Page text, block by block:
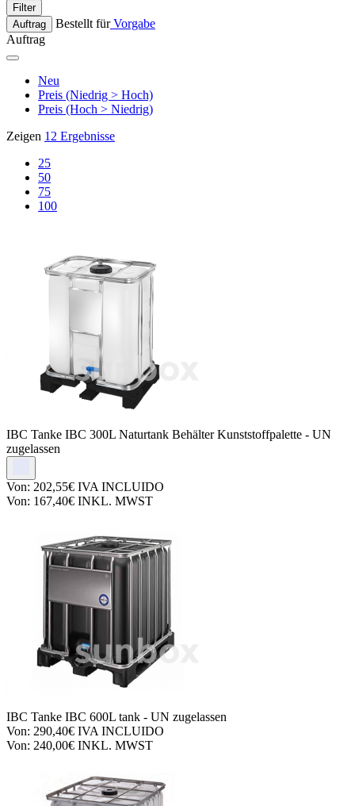
Filter
Auftrag
Bestellt fürVorgabe
Auftrag
Neu
Preis (Niedrig > Hoch)
Preis (Hoch > Niedrig)
Zeigen 12 Ergebnisse
25
50
75
100
IBC Tanke IBC 300L Naturtank Behälter Kunststoffpalette - UN
zugelassen
Von: 202,55€ IVA INCLUIDO
Von: 167,40€ INKL. MWST
IBC Tanke IBC 600L tank - UN zugelassen
Von: 290,40€ IVA INCLUIDO
Von: 240,00€ INKL. MWST